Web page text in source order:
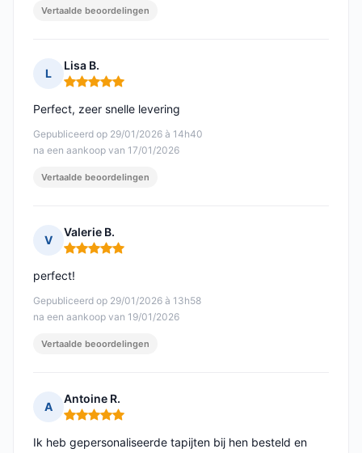
Vertaalde beoordelingen
L
Lisa B.
Opmerking: 5 van 5
Gepubliceerd op 29/01/2026 à 14h40
na een aankoop van 17/01/2026
Perfect, zeer snelle levering
Vertaalde beoordelingen
V
Valerie B.
Opmerking: 5 van 5
Gepubliceerd op 29/01/2026 à 13h58
na een aankoop van 19/01/2026
perfect!
Vertaalde beoordelingen
A
Antoine R.
Opmerking: 5 van 5
Ik heb gepersonaliseerde tapijten bij hen besteld en